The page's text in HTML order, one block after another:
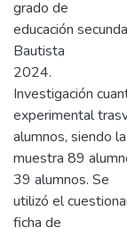
grado de
educación
Bautista
2024.
Investigación
experimental
alumnos, siendo la
muestra 89
39 alumnos. Se
utilizó el
ficha de